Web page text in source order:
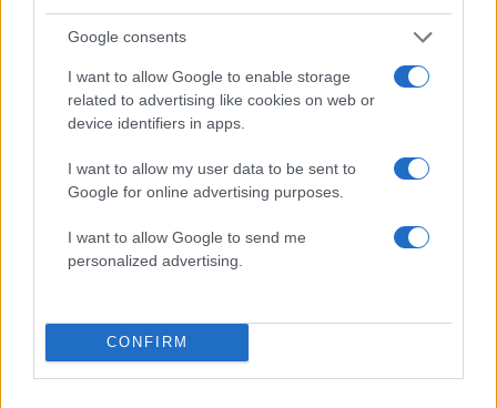
Google consents
I want to allow Google to enable storage
related to advertising like cookies on web or
device identifiers in apps.
I want to allow my user data to be sent to
Google for online advertising purposes.
I want to allow Google to send me
personalized advertising.
CONFIRM
Σχόλια
Μεγάλη φωτιά στον
Καίγονται πτηνοτροφικές
μονάδες - Εκκενώθηκε ο
κυκλοφορίας στη Λαυρίου
ελικόπτερο στο
Σαρακήνικο - «Δεν
υποστηρίζει